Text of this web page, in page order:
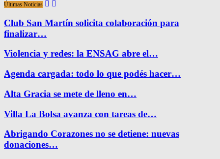
Últimas Noticias
Club San Martín solicita colaboración para
finalizar…
Violencia y redes: la ENSAG abre el…
Agenda cargada: todo lo que podés hacer…
Alta Gracia se mete de lleno en…
Villa La Bolsa avanza con tareas de…
Abrigando Corazones no se detiene: nuevas
donaciones…